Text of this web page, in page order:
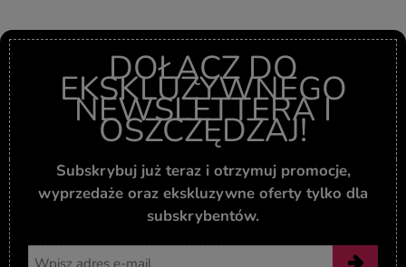
DOŁĄCZ DO
EKSKLUZYWNEGO
NEWSLETTERA I
OSZCZĘDZAJ!
Subskrybuj już teraz i otrzymuj promocje,
wyprzedaże oraz ekskluzywne oferty tylko dla
subskrybentów.